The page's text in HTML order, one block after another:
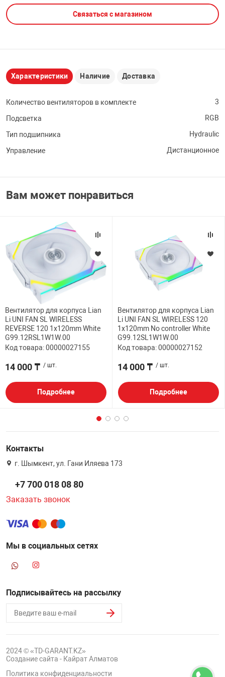
PCI АДАПТЕРЫ
USB
НАБОР ДЛЯ
CD-DVD ДИСКИ
ЛЕНТА ДЛЯ
ДОМА
ТЕХНИКА
Связаться с магазином
Характеристики Наличие Доставка
Количество вентиляторов в комплекте 3
Подсветка RGB
Тип подшипника Hydraulic
Управление Дистанционное
Вам может понравиться
Вентилятор для корпуса Lian
Li UNI FAN SL WIRELESS
REVERSE 120 1x120mm White
G99.12RSL1W1W.00
Код товара: 00000027155
14 000 ₸ / шт.
Подробнее
Вентилятор для корпуса Lian
Li UNI FAN SL WIRELESS 120
1x120mm No controller White
G99.12SL1W1W.00
Код товара: 00000027152
14 000 ₸ / шт.
Подробнее
Контакты
г. Шымкент, ул. Гани Иляева 173
+7 700 018 08 80
Заказать звонок
Мы в социальных сетях
Подписывайтесь на рассылку
2024 © «TD-GARANT.KZ»
Создание сайта - Кайрат Алматов
Политика конфиденциальности